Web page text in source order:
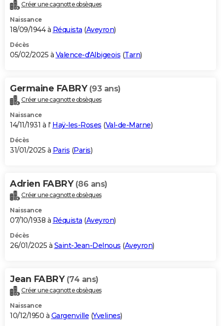
Créer une cagnotte obsèques
Naissance
18/09/1944 à Réquista (Aveyron)
Décès
05/02/2025 à Valence-d'Albigeois (Tarn)
Germaine FABRY (93 ans)
Créer une cagnotte obsèques
Naissance
14/11/1931 à l' Haÿ-les-Roses (Val-de-Marne)
Décès
31/01/2025 à Paris (Paris)
Adrien FABRY (86 ans)
Créer une cagnotte obsèques
Naissance
07/10/1938 à Réquista (Aveyron)
Décès
26/01/2025 à Saint-Jean-Delnous (Aveyron)
Jean FABRY (74 ans)
Créer une cagnotte obsèques
Naissance
10/12/1950 à Gargenville (Yvelines)